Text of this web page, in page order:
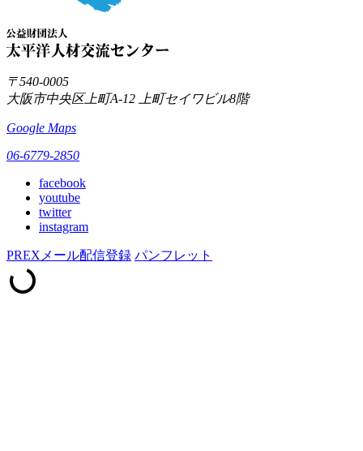
〒540-0005
大阪市中央区上町A-12
上町セイワビル8階
Google Maps
06-6779-2850
facebook
youtube
twitter
instagram
PREXメール配信登録 パンフレット